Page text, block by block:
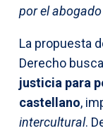
por el
La propuesta
Derecho
justicia para
castellano,
intercultural.